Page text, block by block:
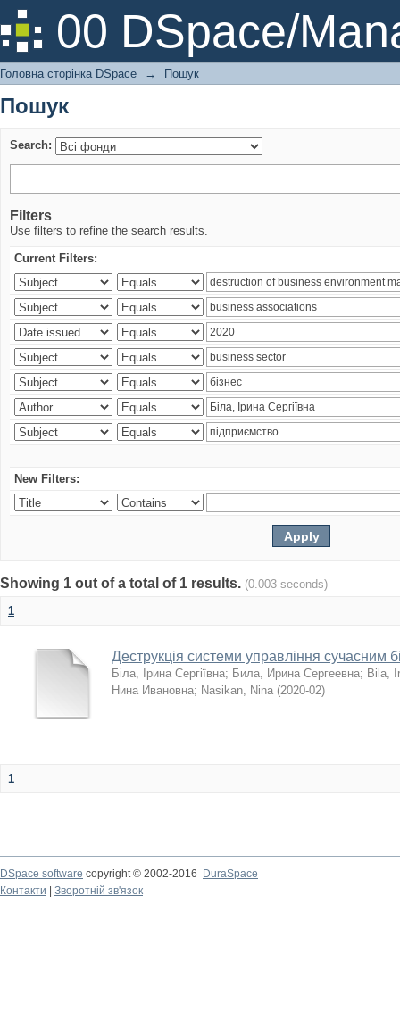
00 DSpace/
Пошук
Головна сторінка DSpace → Пошук
Пошук
Search:
Filters
Use filters to refine the search results.
Current Filters:
New Filters:
Showing 1 out of a total of 1 results. (0.003 seconds)
1
Деструкція системи управління сучасним
Біла, Ірина Сергіївна; Била, Ирина Сергеевна; Bila,
Нина Ивановна; Nasikan, Nina (2020-02)
1
DSpace software copyright © 2002-2016
DuraSpace
Контакти
Зворотній зв'язок